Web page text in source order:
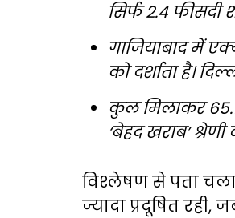
सिर्फ 2.4 फीसदी
गाजियाबाद में
को दर्शाता है।
कुल मिलाकर
‘बेहद खराब’
विश्लेषण से पता
ज्यादा प्रदूषित